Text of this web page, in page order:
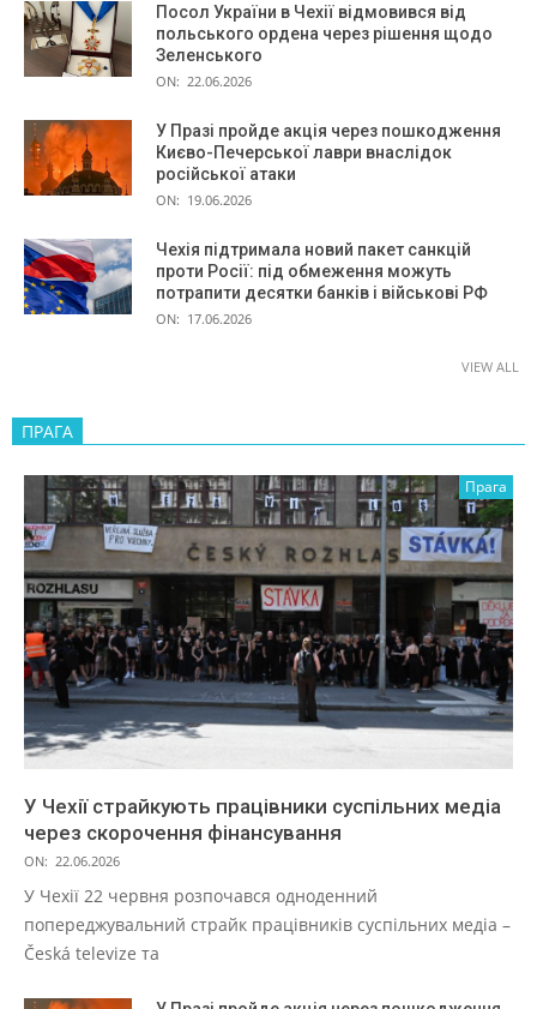
Посол України в Чехії відмовився від
польського ордена через рішення щодо
Зеленського
ON: 22.06.2026
У Празі пройде акція через пошкодження
Києво-Печерської лаври внаслідок
російської атаки
ON: 19.06.2026
Чехія підтримала новий пакет санкцій
проти Росії: під обмеження можуть
потрапити десятки банків і військові РФ
ON: 17.06.2026
VIEW ALL
ПРАГА
Прага
У Чехії страйкують працівники суспільних медіа
через скорочення фінансування
ON: 22.06.2026
У Чехії 22 червня розпочався одноденний
попереджувальний страйк працівників суспільних медіа –
Česká televize та